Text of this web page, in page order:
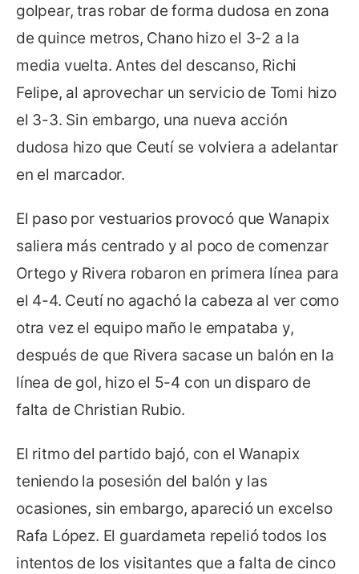
golpear, tras robar de forma dudosa en zona
de quince metros, Chano hizo el 3-2 a la
media vuelta. Antes del descanso, Richi
Felipe, al aprovechar un servicio de Tomi hizo
el 3-3. Sin embargo, una nueva acción
dudosa hizo que Ceutí se volviera a adelantar
en el marcador.
El paso por vestuarios provocó que Wanapix
saliera más centrado y al poco de comenzar
Ortego y Rivera robaron en primera línea para
el 4-4. Ceutí no agachó la cabeza al ver como
otra vez el equipo maño le empataba y,
después de que Rivera sacase un balón en la
línea de gol, hizo el 5-4 con un disparo de
falta de Christian Rubio.
El ritmo del partido bajó, con el Wanapix
teniendo la posesión del balón y las
ocasiones, sin embargo, apareció un excelso
Rafa López. El guardameta repelió todos los
intentos de los visitantes que a falta de cinco